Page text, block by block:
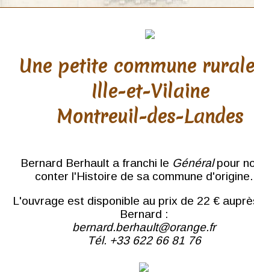
Une petite commune
Ille-et-Vilaine
Montreuil-des-Landes
Bernard Berhault a franchi le Généralpour
conter l'Histoire de sa commune d'origine.
L'ouvrage est disponible au prix de 22 €
Bernard :
bernard.berhault@orange.fr
Tél. +33 622 66 81 76